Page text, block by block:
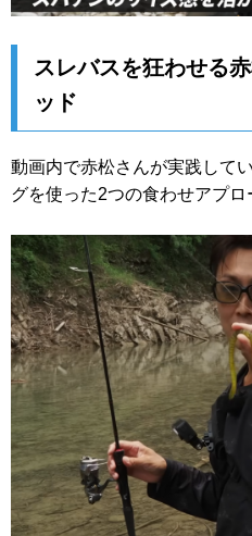
スレバスを狂わせる
ッド
動画内で赤松さんが実践して
グを使った2つの食わせアプロ